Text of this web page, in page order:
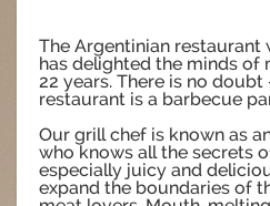
The Argentinian restaurant
has delighted the minds of
22 years. There is no
restaurant is a barbecue
Our grill chef is known as
who knows all the secrets
especially juicy and
expand the boundaries of